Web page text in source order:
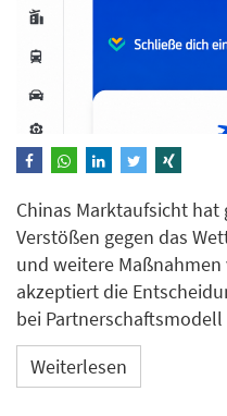
Chinas Marktaufsicht hat
Verstößen gegen das
und weitere
akzeptiert die
bei
Weiterlesen